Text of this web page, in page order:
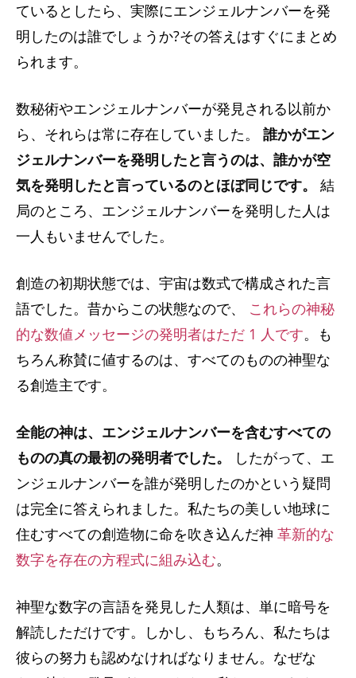
ているとしたら、実際にエンジェルナンバーを発
明したのは誰でしょうか?その答えはすぐにまとめ
られます。
数秘術やエンジェルナンバーが発見される以前か
ら、それらは常に存在していました。 誰かがエン
ジェルナンバーを発明したと言うのは、誰かが空
気を発明したと言っているのとほぼ同じです。
結
局のところ、エンジェルナンバーを発明した人は
一人もいませんでした。
創造の初期状態では、宇宙は数式で構成された言
語でした。昔からこの状態なので、 これらの神秘
的な数値メッセージの発明者はただ 1 人です。も
ちろん称賛に値するのは、すべてのものの神聖な
る創造主です。
全能の神は、エンジェルナンバーを含むすべての
ものの真の最初の発明者でした。
したがって、エ
ンジェルナンバーを誰が発明したのかという疑問
は完全に答えられました。私たちの美しい地球に
住むすべての創造物に命を吹き込んだ神 革新的な
数字を存在の方程式に組み込む。
神聖な数字の言語を発見した人類は、単に暗号を
解読しただけです。しかし、もちろん、私たちは
彼らの努力も認めなければなりません。なぜな